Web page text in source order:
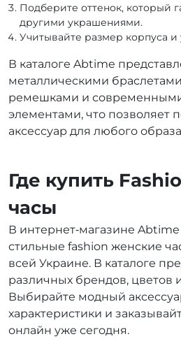
Подберите оттенок, который
другими украшениями.
Учитывайте размер корпуса
В каталоге Abtime
металлическими
ремешками и
элементами, что позволяет
аксессуар для любого
Где купить
часы
В интернет‑магазине
стильные fashion женские
всей Украине. В каталоге
различных брендов, цветов
Выбирайте модный
характеристики и
онлайн уже сегодня.